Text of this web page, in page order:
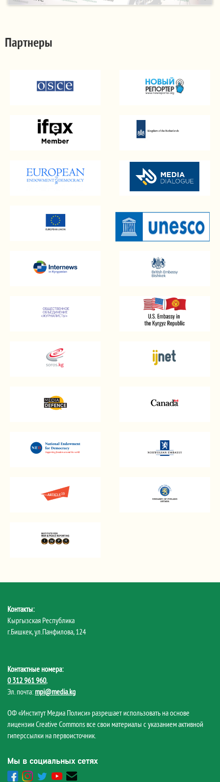
Партнеры
Контакты:
Кыргызская Республика
г.Бишкек, ул.Панфилова, 124
Контактные номера:
0 312 961 960,
Эл. почта: mpi@media.kg
ОФ «Институт Медиа Полиси» разрешает использовать на основе
лицензии Creative Commons все свои материалы с указанием активной
гиперссылки на первоисточник.
Мы в социальных сетях